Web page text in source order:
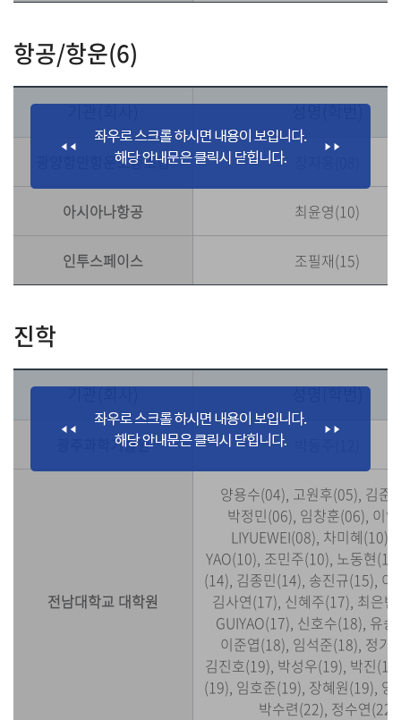
항공/항운(6)
기관(회사) 성명(학번)
광양항만항운노동조합
아시아나항공 최윤영(10)
인투스페이스 조필재(15)
진학
기관(회사) 성명(학번)
광주과학기술원
전남대학교 대학원
양용수(04), 고원후(05), 김준
박정민(06), 임창훈(06), 이
LIYUEWEI(08), 차미혜(10),
YAO(10), 조민주(10), 노동현
(14), 김종민(14), 송진규(15), 이
김사연(17), 신혜주(17), 최은
GUIYAO(17), 신호수(18), 유
이준엽(18), 임석준(18), 정기
김진호(19), 박성우(19), 박진
(19), 임호준(19), 장혜원(19), 양
박수련(22), 정수연(22)